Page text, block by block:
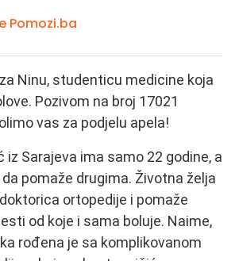
Pomozi.ba
Ninu, studenticu medicine koja
Pozivom na broj 17021
vas za podjelu apela!
iz Sarajeva ima samo 22 godine, a
pomaže drugima. Životna želja
ortopedije i pomaže
od koje i sama boluje. Naime,
rođena je sa komplikovanom